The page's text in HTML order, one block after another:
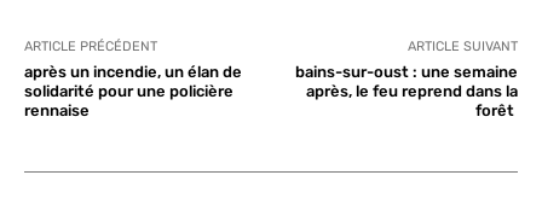
ARTICLE PRÉCÉDENT
après un incendie, un élan de
solidarité pour une policière
rennaise
ARTICLE SUIVANT
bains-sur-oust : une semaine
après, le feu reprend dans la
forêt